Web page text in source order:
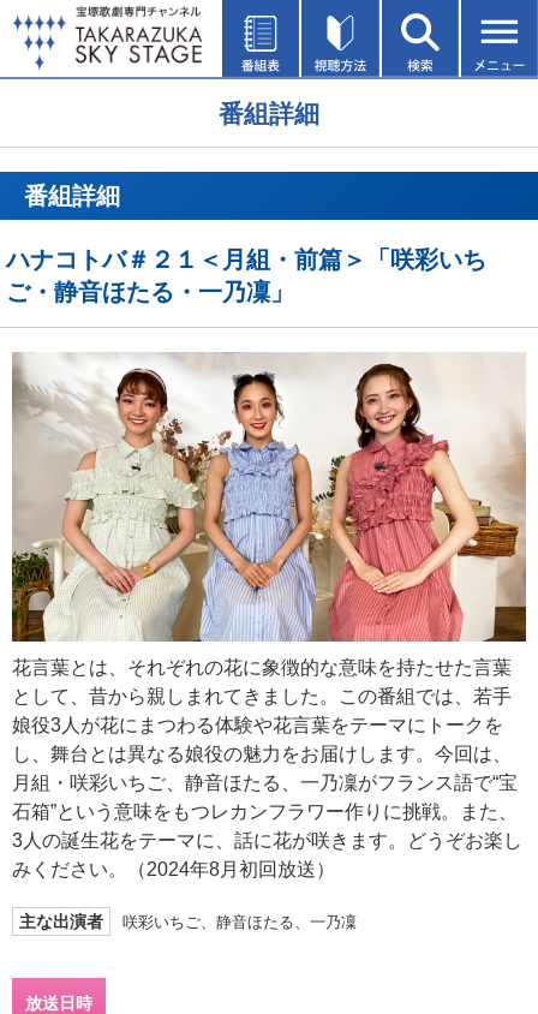
番組詳細
番組詳細
ハナコトバ＃２１＜月組・前篇＞「咲彩いち
ご・静音ほたる・一乃凜」
花言葉とは、それぞれの花に象徴的な意味を持たせた言葉
として、昔から親しまれてきました。この番組では、若手
娘役3人が花にまつわる体験や花言葉をテーマにトークを
し、舞台とは異なる娘役の魅力をお届けします。今回は、
月組・咲彩いちご、静音ほたる、一乃凜がフランス語で“宝
石箱”という意味をもつレカンフラワー作りに挑戦。また、
3人の誕生花をテーマに、話に花が咲きます。どうぞお楽し
みください。（2024年8月初回放送）
主な出演者 咲彩いちご、静音ほたる、一乃凜
放送日時